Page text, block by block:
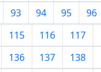
93 94 95 96
115 116 117
136 137 138